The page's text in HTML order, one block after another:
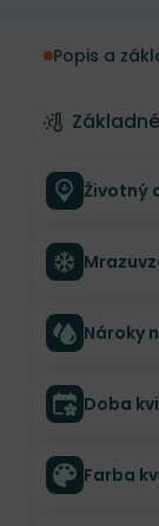
Popis a
Životný
Nároky
Doba
Farba